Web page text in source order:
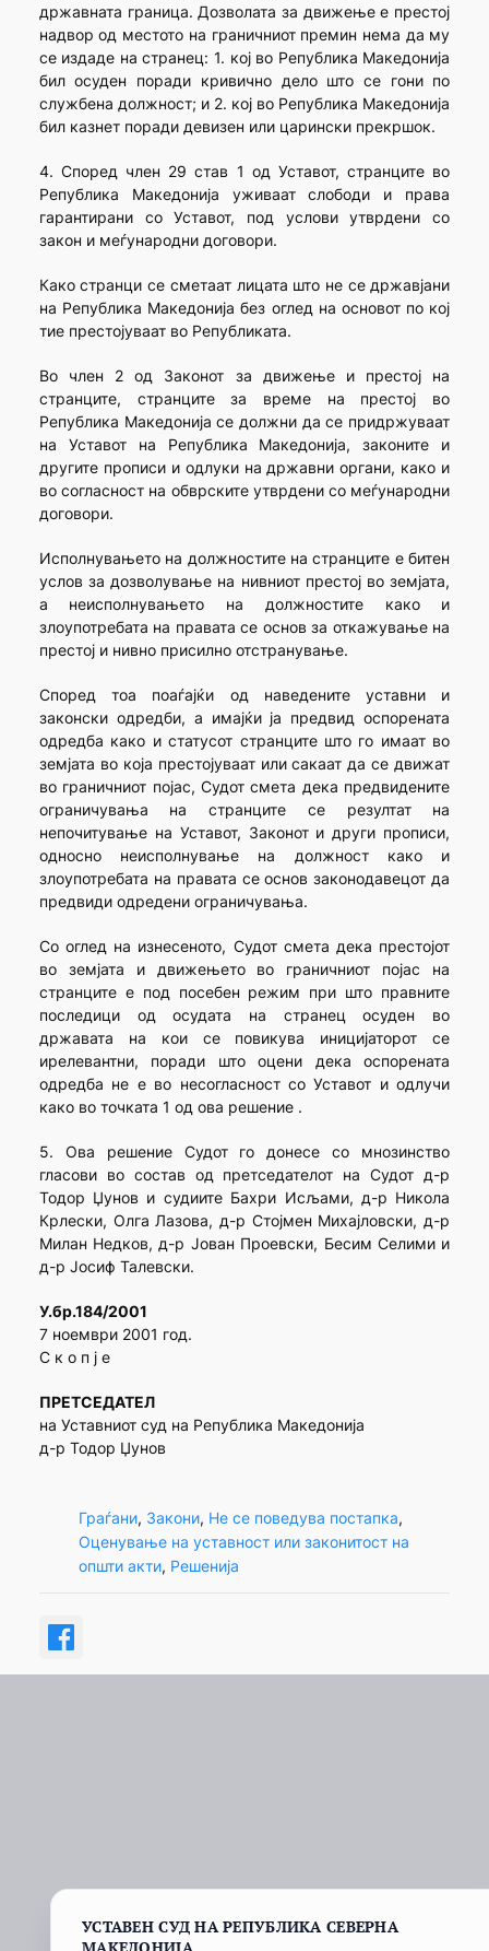
државната граница. Дозволата за движење е престој
надвор од местото на граничниот премин нема да му
се издаде на странец: 1. кој во Република Македонија
бил осуден поради кривично дело што се гони по
службена должност; и 2. кој во Република Македонија
бил казнет поради девизен или царински прекршок.
4. Според член 29 став 1 од Уставот, странците во
Република Македонија уживаат слободи и права
гарантирани со Уставот, под услови утврдени со
закон и меѓународни договори.
Како странци се сметаат лицата што не се државјани
на Република Македонија без оглед на основот по кој
тие престојуваат во Републиката.
Во член 2 од Законот за движење и престој на
странците, странците за време на престој во
Република Македонија се должни да се придржуваат
на Уставот на Република Македонија, законите и
другите прописи и одлуки на државни органи, како и
во согласност на обврските утврдени со меѓународни
договори.
Исполнувањето на должностите на странците е битен
услов за дозволување на нивниот престој во земјата,
а неисполнувањето на должностите како и
злоупотребата на правата се основ за откажување на
престој и нивно присилно отстранување.
Според тоа поаѓајќи од наведените уставни и
законски одредби, а имајќи ја предвид оспорената
одредба како и статусот странците што го имаат во
земјата во која престојуваат или сакаат да се движат
во граничниот појас, Судот смета дека предвидените
ограничувања на странците се резултат на
непочитување на Уставот, Законот и други прописи,
односно неисполнување на должност како и
злоупотребата на правата се основ законодавецот да
предвиди одредени ограничувања.
Со оглед на изнесеното, Судот смета дека престојот
во земјата и движењето во граничниот појас на
странците е под посебен режим при што правните
последици од осудата на странец осуден во
државата на кои се повикува иницијаторот се
ирелевантни, поради што оцени дека оспорената
одредба не е во несогласност со Уставот и одлучи
како во точката 1 од ова решение .
5. Ова решение Судот го донесе со мнозинство
гласови во состав од претседателот на Судот д-р
Тодор Џунов и судиите Бахри Исљами, д-р Никола
Крлески, Олга Лазова, д-р Стојмен Михајловски, д-р
Милан Недков, д-р Јован Проевски, Бесим Селими и
д-р Јосиф Талевски.
У.бр.184/2001
7 ноември 2001 год.
С к о п ј е
ПРЕТСЕДАТЕЛ
на Уставниот суд на Република Македонија
д-р Тодор Џунов
Граѓани, Закони, Не се поведува постапка
Оценување на уставност или законитост на
општи акти, Решенија
УСТАВЕН СУД НА РЕПУБЛИКА СЕВЕРНА
МАКЕДОНИЈА